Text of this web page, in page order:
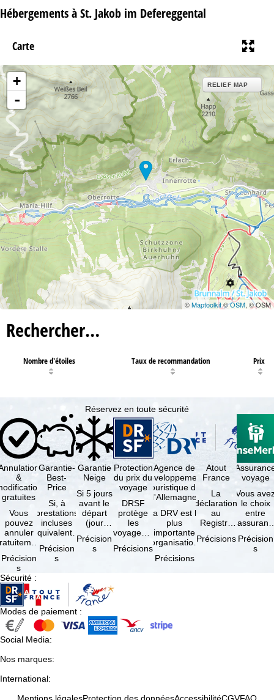
Hébergements à St. Jakob im Defereggental
Carte
+
-
RELIEF MAP
©Maptoolkit©OSM, © OSM
Rechercher…
Nombre d'étoiles Taux de recommandation Prix
Réservez en toute sécurité
&
gratuites
Vous
pouvez
annuler
suivant
la
à …
Précision
s
Garantie-
Best-
Price
Si, à
prestations
incluses
équivalentes
réserve de
disponibilités,
Précision
s
Garantie
Neige
Si 5 jours
avant le
départ
(jour
d'arrivée),
tous les
domaines
Précision
s
Protection
du prix du
voyage
DRSF
protège
les
voyageurs
réservent
Précisions
Agence de
développement
touristique de
l'Allemagne
La DRV est la
plus
importante
organisation
professionnels
Précisions
Atout
France
La
déclaration
au
Registre
Opérateurs
Précisions
voyage
Vous
le choix
entre
et
Précision
s
Sécurité :
Modes de paiement :
Social Media:
Nos marques:
International: